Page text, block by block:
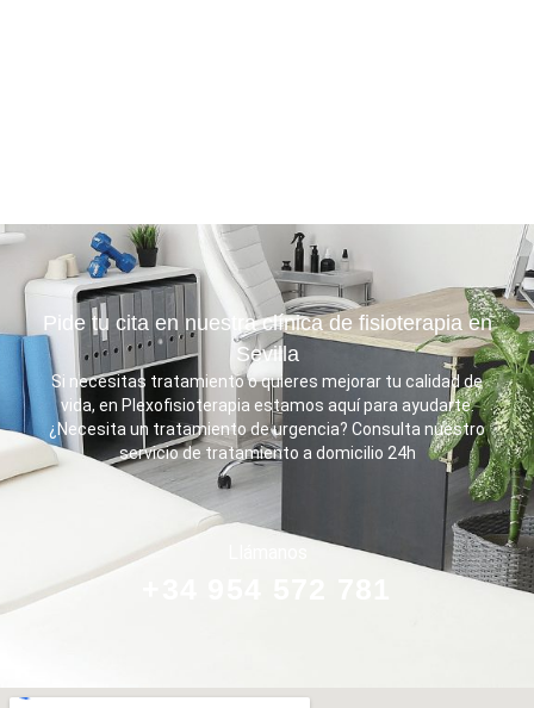
Pide tu cita en nuestra clínica de fisioterapia en
Sevilla
Si necesitas tratamiento o quieres mejorar tu calidad de
vida, en Plexofisioterapia estamos aquí para ayudarte.
¿Necesita un tratamiento de urgencia? Consulta nuestro
servicio de tratamiento a domicilio 24h